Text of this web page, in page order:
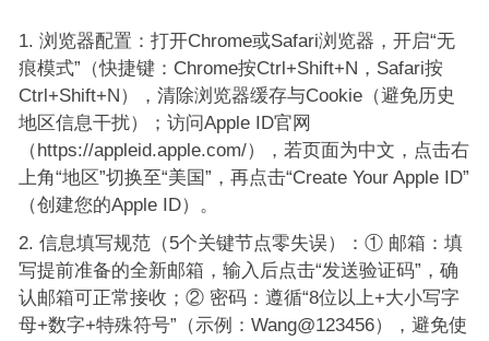
浏览器配置：打开Chrome或Safari浏览器，开启“无
痕模式”（快捷键：Chrome按Ctrl+Shift+N，Safari按
Ctrl+Shift+N），清除浏览器缓存与Cookie（避免历史
地区信息干扰）；访问Apple ID官网
（https://appleid.apple.com/），若页面为中文，点击右
上角“地区”切换至“美国”，再点击“Create Your Apple ID”
（创建您的Apple ID）。
信息填写规范（5个关键节点零失误）：① 邮箱：填
写提前准备的全新邮箱，输入后点击“发送验证码”，确
认邮箱可正常接收；② 密码：遵循“8位以上+大小写字
母+数字+特殊符号”（示例：Wang@123456），避免使